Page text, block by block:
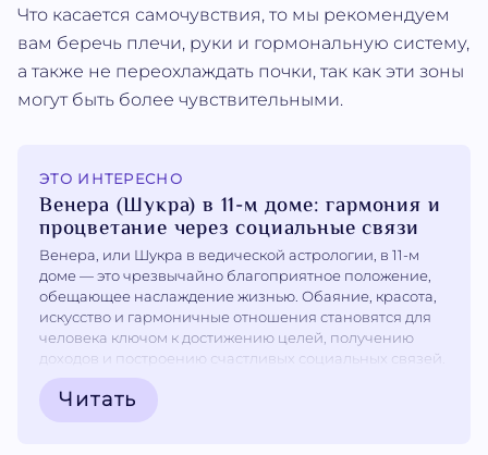
Что касается самочувствия, то мы рекомендуем
вам беречь плечи, руки и гормональную систему,
а также не переохлаждать почки, так как эти зоны
могут быть более чувствительными.
ЭТО ИНТЕРЕСНО
Венера (Шукра) в 11-м доме: гармония и
процветание через социальные связи
Венера, или Шукра в ведической астрологии, в 11-м
доме — это чрезвычайно благоприятное положение,
обещающее наслаждение жизнью. Обаяние, красота,
искусство и гармоничные отношения становятся для
человека ключом к достижению целей, получению
доходов и построению счастливых социальных связей.
мягкой природе Венеры раскрыться в полной мере,
Читать